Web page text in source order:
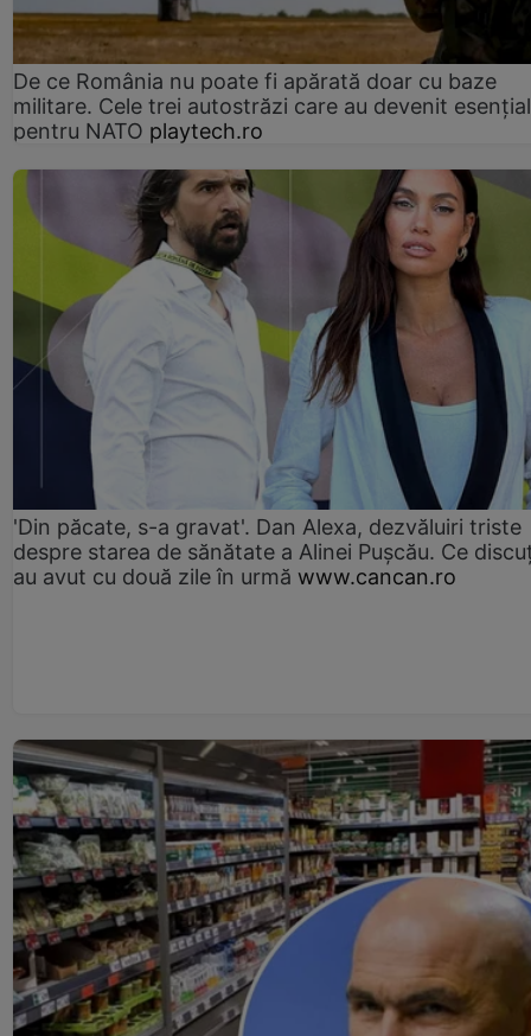
De ce România nu poate fi apărată doar cu baze
militare. Cele trei autostrăzi care au devenit
pentru NATO playtech.ro
'Din păcate, s-a gravat'. Dan Alexa, dezvăluiri triste
despre starea de sănătate a Alinei Pușcău. Ce
au avut cu două zile în urmă www.cancan.ro